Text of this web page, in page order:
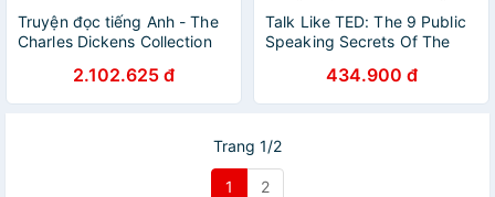
Truyện đọc tiếng Anh - The
Charles Dickens Collection
2.102.625 đ
Talk Like TED: The 9 Public
Speaking Secrets Of The
434.900 đ
Trang 1/2
1 2